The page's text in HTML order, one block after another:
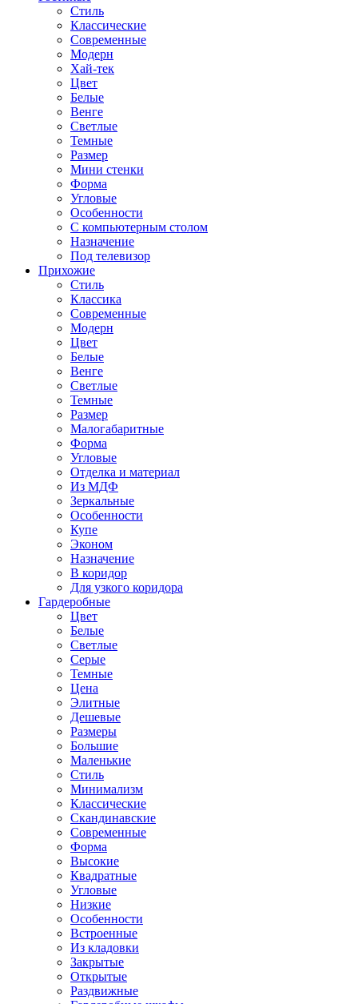
Стиль
Классические
Современные
Модерн
Хай-тек
Цвет
Белые
Венге
Светлые
Темные
Размер
Мини стенки
Форма
Угловые
Особенности
С компьютерным столом
Назначение
Под телевизор
Прихожие
Стиль
Классика
Современные
Модерн
Цвет
Белые
Венге
Светлые
Темные
Размер
Малогабаритные
Форма
Угловые
Отделка и материал
Из МДФ
Зеркальные
Особенности
Купе
Эконом
Назначение
В коридор
Для узкого коридора
Гардеробные
Цвет
Белые
Светлые
Серые
Темные
Цена
Элитные
Дешевые
Размеры
Большие
Маленькие
Стиль
Минимализм
Классические
Скандинавские
Современные
Форма
Высокие
Квадратные
Угловые
Низкие
Особенности
Встроенные
Из кладовки
Закрытые
Открытые
Раздвижные